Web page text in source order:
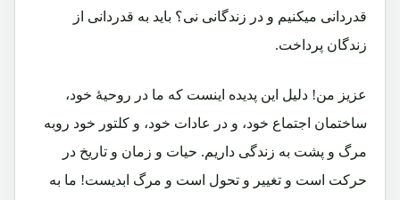
قدردانی میکنیم و در زندگانی نی؟ باید به قدردانی از
زندگان پرداخت.
عزیز من! دلیل این پدیده اینست که ما در روحیۀ خود،
ساختمان اجتماع خود، و در عادات خود، و کلتور خود روبه
مرگ و پشت به زندگی داریم. حیات و زمان و تاریخ در
حرکت است و تغییر و تحول است و مرگ ابدیست! ما به